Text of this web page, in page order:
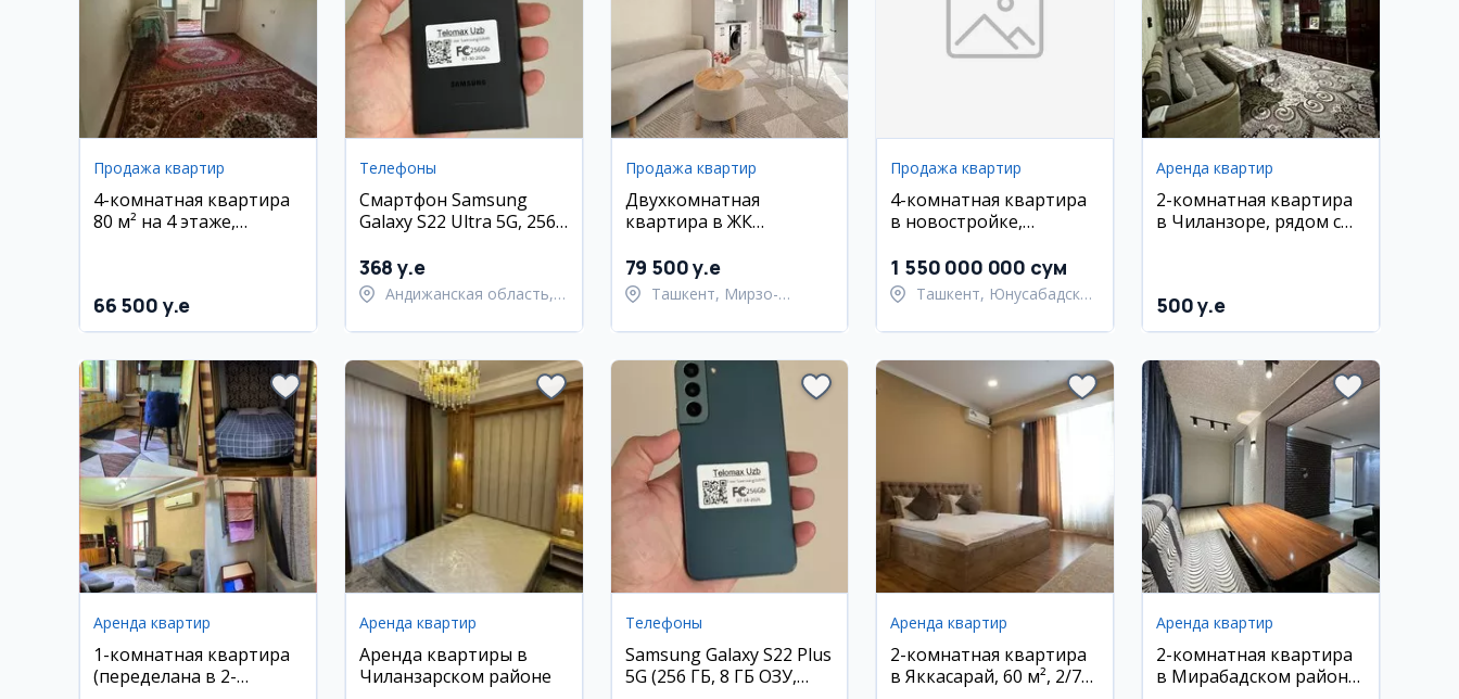
Продажа квартир
4-комнатная квартира
80 м² на 4 этаже,
66 500 y.e
Телефоны
Смартфон Samsung
Galaxy S22 Ultra 5G, 256
368 y.e
Андижанская область,
Продажа квартир
Двухкомнатная
квартира в ЖК
79 500 y.e
Ташкент, Мирзо-
Продажа квартир
4-комнатная квартира
в новостройке,
1 550 000 000 сум
Ташкент, Юнусабадский
Аренда квартир
2-комнатная квартира
в Чиланзоре, рядом с
500 y.e
Аренда квартир
1-комнатная квартира
(переделана в 2-
Аренда квартир
Аренда квартиры в
Чиланзарском районе
Телефоны
Samsung Galaxy S22 Plus
5G (256 ГБ, 8 ГБ ОЗУ,
Аренда квартир
2-комнатная квартира
в Яккасарай, 60 м², 2/7
Аренда квартир
2-комнатная квартира
в Мирабадском районе,